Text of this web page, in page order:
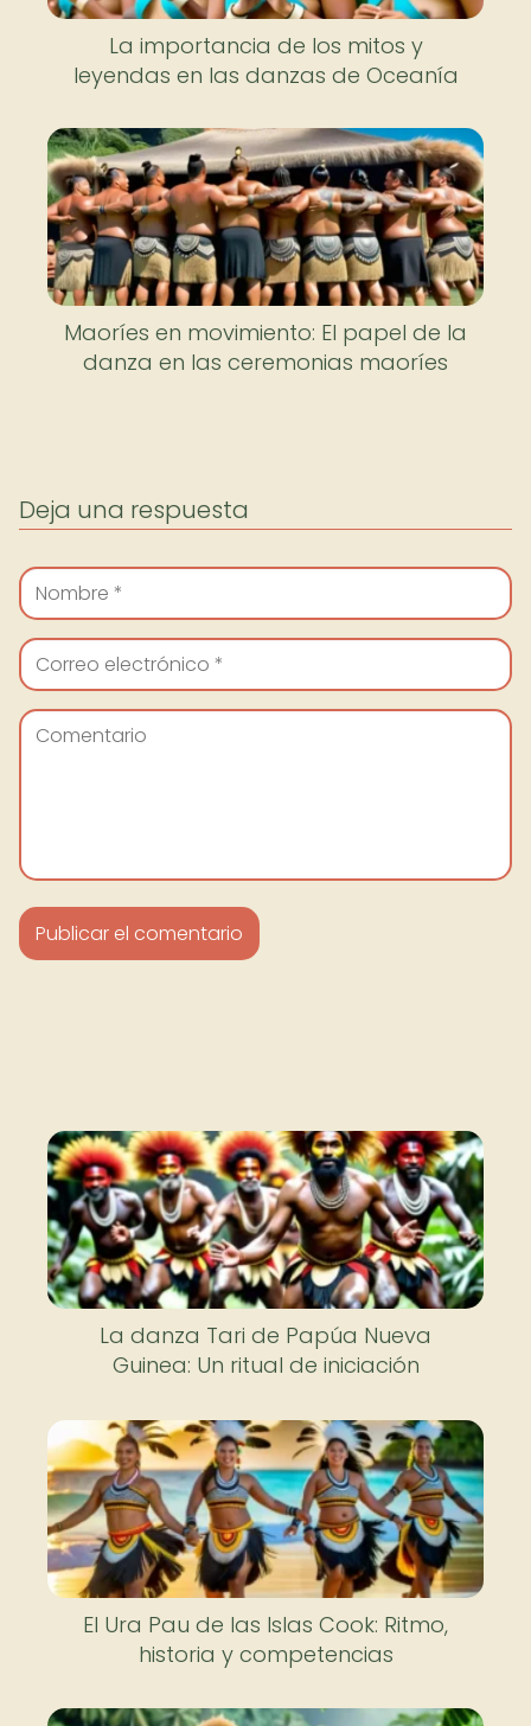
La importancia de los mitos y
leyendas en las danzas de Oceanía
Maoríes en movimiento: El papel de la
danza en las ceremonias maoríes
Deja una respuesta
La danza Tari de Papúa Nueva
Guinea: Un ritual de iniciación
El Ura Pau de las Islas Cook: Ritmo,
historia y competencias